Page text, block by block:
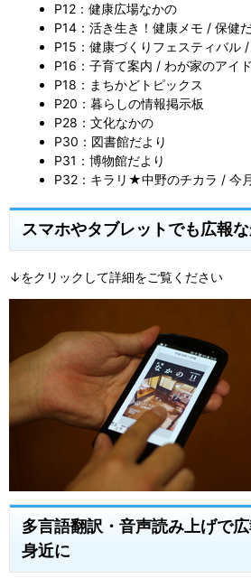
P12：健康広場なかの
P14：活き生き！健康メモ / 保健
P15：健康づくりフェスティバル
P16：子育て案内 / わが家のアイ
P18：まちかどトピックス
P20：暮らしの情報掲示板
P28：文化なかの
P30：図書館だより
P31：博物館だより
P32：キラリ★中野のチカラ / 今
スマホやタブレットでも広報
↓をクリックして詳細をご覧ください
多言語翻訳・音声読み上げで
身近に